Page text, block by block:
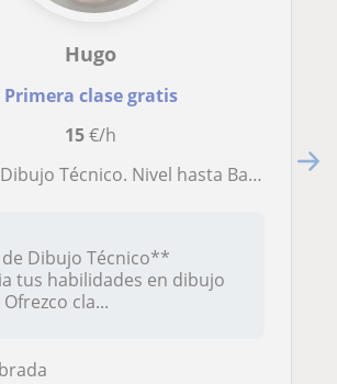
Hugo
Primera clase gratis
15€/h
hasta Bachillerato. Impartidas por un alumno del Grado en Fundamentos de la Arquitectura
de Dibujo Técnico**
tus habilidades en dibujo
cla...